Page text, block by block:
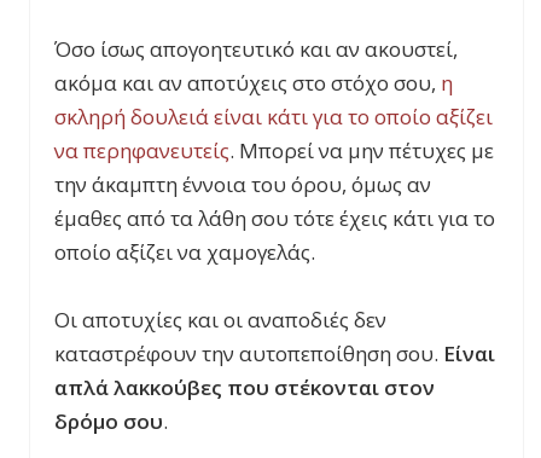
Όσο ίσως απογοητευτικό και αν ακουστεί,
ακόμα και αν αποτύχεις στο στόχο σου, η
σκληρή δουλειά είναι κάτι για το οποίο αξίζει
να περηφανευτείς. Μπορεί να μην πέτυχες με
την άκαμπτη έννοια του όρου, όμως αν
έμαθες από τα λάθη σου τότε έχεις κάτι για το
οποίο αξίζει να χαμογελάς.
Οι αποτυχίες και οι αναποδιές δεν
καταστρέφουν την αυτοπεποίθηση σου. Είναι
απλάλακκούβες που στέκονται στον
δρόμο σου.